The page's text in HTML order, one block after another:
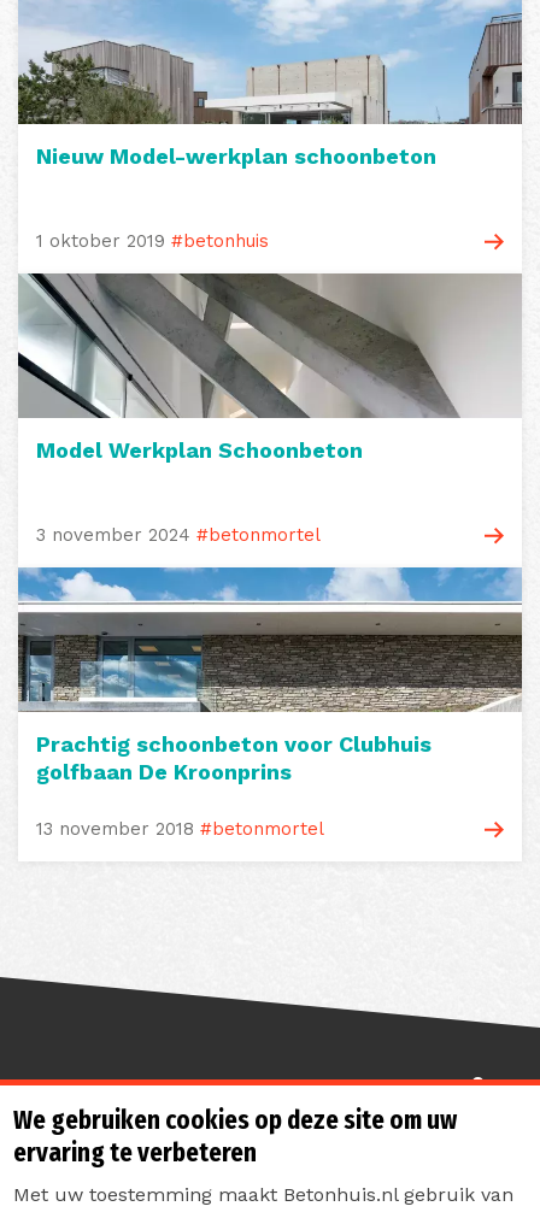
Nieuw Model-werkplan schoonbeton
1 oktober 2019 #betonhuis
Model Werkplan Schoonbeton
3 november 2024 #betonmortel
Prachtig schoonbeton voor Clubhuis
golfbaan De Kroonprins
13 november 2018 #betonmortel
Sterk de toekomst in
We gebruiken cookies op deze site om uw
ervaring te verbeteren
Met uw toestemming maakt Betonhuis.nl gebruik van